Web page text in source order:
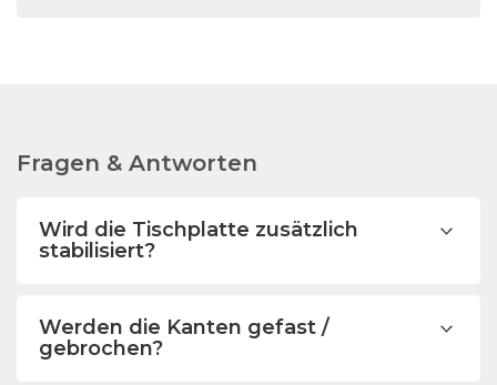
Fragen & Antworten
Wird die Tischplatte zusätzlich
stabilisiert?
Werden die Kanten gefast /
gebrochen?